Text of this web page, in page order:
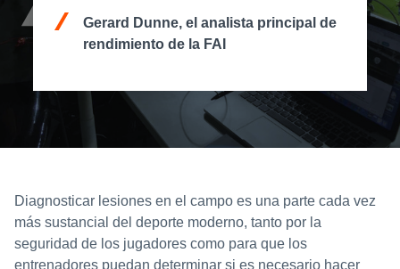
Gerard Dunne, el analista principal de
rendimiento de la FAI
Diagnosticar lesiones en el campo es una parte cada vez
más sustancial del deporte moderno, tanto por la
seguridad de los jugadores como para que los
entrenadores puedan determinar si es necesario hacer